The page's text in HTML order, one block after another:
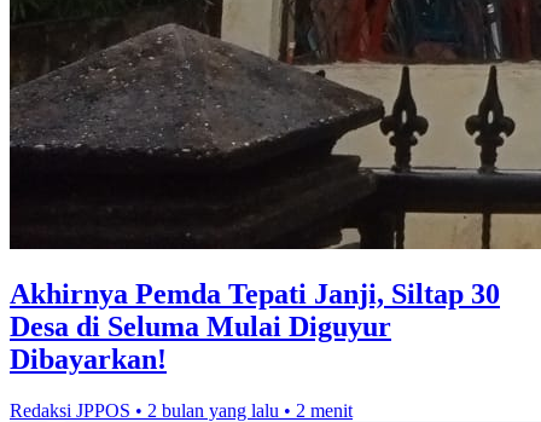
Akhirnya Pemda Tepati Janji, Siltap 30
Desa di Seluma Mulai Diguyur
Dibayarkan!
Redaksi JPPOS • 2 bulan yang lalu • 2 menit